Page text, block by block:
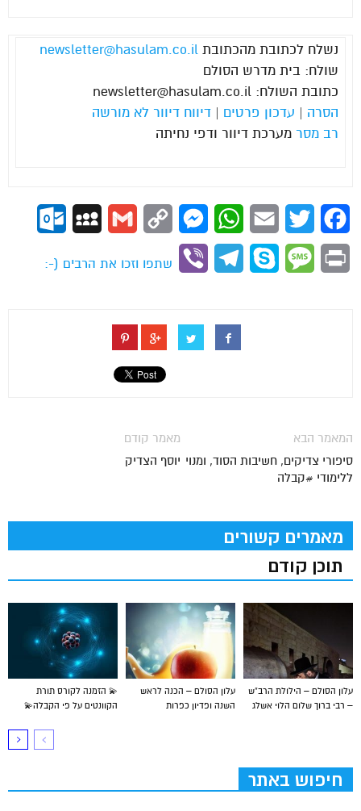
נשלח לכתובת מהכתובת newsletter@hasulam.co.il
שולח: בית מדרש הסולם
כתובת השולח: newsletter@hasulam.co.il
הסרה | עדכון פרטים | דיווח דיוור לא מורשה
רב מסר מערכת דיוור ודפי נחיתה
Facebook
Twitter
Email
WhatsApp
Messenger
Copy
Gmail
MySpace
Print
Message
Skype
Telegram
Viber
שתפו וזכו את הרבים (-:
מאמר קודם
יוסף הצדיק
המאמר הבא
סיפורי צדיקים, חשיבות הסוד, ומנוי
ללימודי #קבלה
מאמרים קשורים
תוכן קודם
💫 הזמנה לקורס תורת
הקוונטים על פי הקבלה💫
עלון הסולם – הכנה לראש
השנה ופדיון כפרות
עלון הסולם – הילולת הרב”ש
– רבי ברוך שלום הלוי אשלג
חיפוש באתר